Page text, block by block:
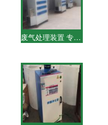
废气处理装置 专利号：201730449003.8